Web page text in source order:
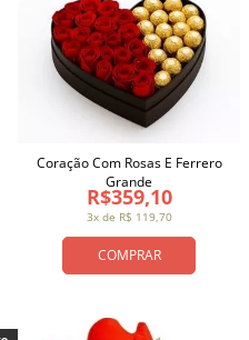
COMPRAR
3x de R$ 119,70
R$359,10
Coração Com Rosas E Ferrero
Grande